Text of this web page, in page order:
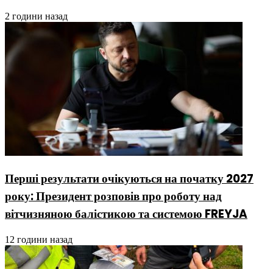
2 години назад
Перші результати очікуються на початку 2027
року: Президент розповів про роботу над
вітчизняною балістикою та системою FREYJA
12 години назад